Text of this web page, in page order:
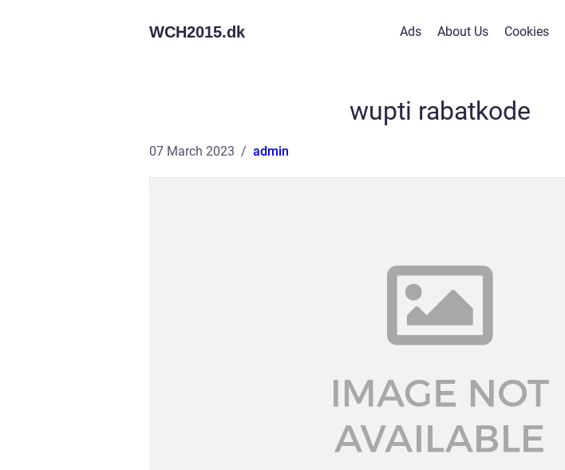
WCH2015.dk Ads About Us Cookies
wupti rabatkode
07 March 2023 admin